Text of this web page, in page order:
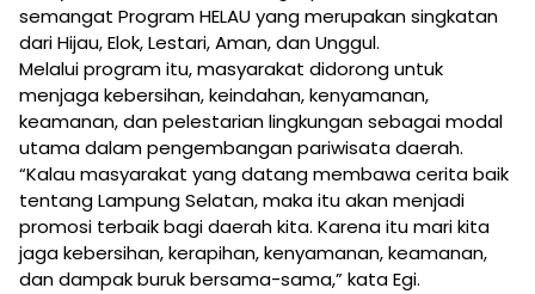
semangat Program HELAU yang merupakan singkatan
dari Hijau, Elok, Lestari, Aman, dan Unggul.
Melalui program itu, masyarakat didorong untuk
menjaga kebersihan, keindahan, kenyamanan,
keamanan, dan pelestarian lingkungan sebagai modal
utama dalam pengembangan pariwisata daerah.
“Kalau masyarakat yang datang membawa cerita baik
tentang Lampung Selatan, maka itu akan menjadi
promosi terbaik bagi daerah kita. Karena itu mari kita
jaga kebersihan, kerapihan, kenyamanan, keamanan,
dan dampak buruk bersama-sama,” kata Egi.